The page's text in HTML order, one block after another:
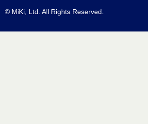
© MiKi, Ltd. All Rights Reserved.